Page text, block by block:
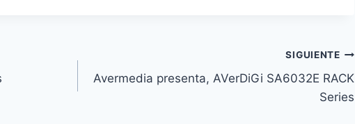
SIGUIENTE
Avermedia presenta, AVerDiGi SA6032E RACK
Series